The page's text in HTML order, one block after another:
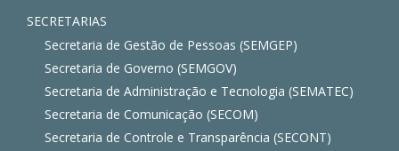
SECRETARIAS
Secretaria de Gestão de Pessoas (SEMGEP)
Secretaria de Governo (SEMGOV)
Secretaria de Administração e Tecnologia (SEMATEC)
Secretaria de Comunicação (SECOM)
Secretaria de Controle e Transparência (SECONT)